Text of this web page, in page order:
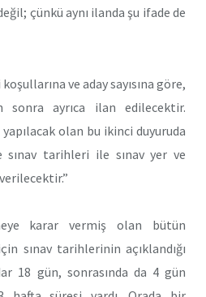
çünkü aynı ilanda şu ifade de
ve aday sayısına göre,
sonra ayrıca ilan edilecektir.
yapılacak olan bu ikinci duyuruda
sınav tarihleri ile sınav yer ve
karar vermiş olan bütün
sınav tarihlerinin açıklandığı
18 gün, sonrasında da 4 gün